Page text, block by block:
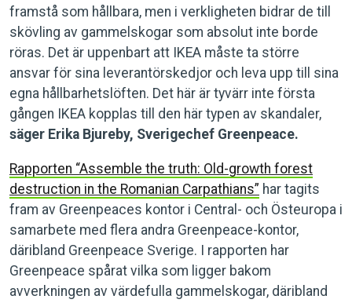
framstå som hållbara, men i verkligheten bidrar de till
skövling av gammelskogar som absolut inte borde
röras. Det är uppenbart att IKEA måste ta större
ansvar för sina leverantörskedjor och leva upp till sina
egna hållbarhetslöften. Det här är tyvärr inte första
gången IKEA kopplas till den här typen av skandaler,
säger Erika Bjureby, Sverigechef Greenpeace.
Rapporten “Assemble the truth: Old-growth forest
destruction in the Romanian Carpathians” har tagits
fram av Greenpeaces kontor i Central- och Östeuropa i
samarbete med flera andra Greenpeace-kontor,
däribland Greenpeace Sverige. I rapporten har
Greenpeace spårat vilka som ligger bakom
avverkningen av värdefulla gammelskogar, däribland